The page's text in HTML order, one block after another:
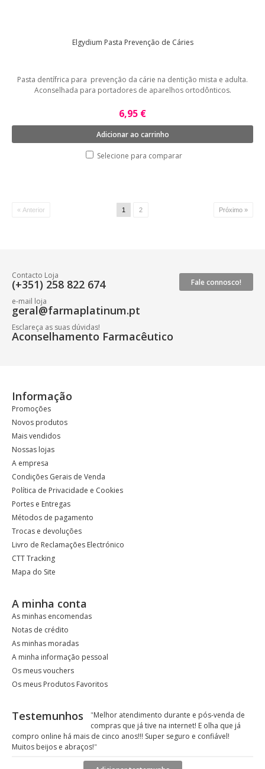
Elgydium Pasta Prevenção de Cáries
Pasta dentífrica para prevenção da cárie na dentição mista e adulta.
Aconselhada para portadores de aparelhos ortodônticos.
6,95 €
Adicionar ao carrinho
Selecione para comparar
« Anterior 1 2 Próximo »
Fale connosco!
Contacto Loja
(+351) 258 822 674
e-mail loja
geral@farmaplatinum.pt
Esclareça as suas dúvidas!
Aconselhamento Farmacêutico
Informação
Promoções
Novos produtos
Mais vendidos
Nossas lojas
A empresa
Condições Gerais de Venda
Política de Privacidade e Cookies
Portes e Entregas
Métodos de pagamento
Trocas e devoluções
Livro de Reclamações Electrónico
CTT Tracking
Mapa do Site
A minha conta
As minhas encomendas
Notas de crédito
As minhas moradas
A minha informação pessoal
Os meus vouchers
Os meus Produtos Favoritos
Testemunhos "Melhor atendimento durante e pós-venda de
compras que já tive na internet! E olha que já
compro online há mais de cinco anos!!! Super seguro e confiável!
Muitos beijos e abraços!"